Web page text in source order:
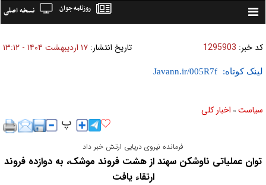
Toggle
نسخه اصلی روزنامه جوان
کد خبر: 1295903 تاریخ انتشار: ۱۷ ارديبهشت ۱۴۰۴ - ۱۳:۱۲
لینک کوتاه:
سیاست » اخبار کلی
فرمانده نیروی دریایی ارتش خبر داد
توان عملیاتی ناوشکن سهند از هشت فروند موشک، به دوازده فروند
ارتقاء یافت